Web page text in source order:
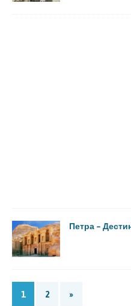
Петра –
1 2 »